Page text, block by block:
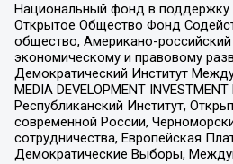
Национальный фонд в поддержку
Открытое Общество Фонд
общество, Американо-
экономическому и правовому
Демократический Институт
MEDIA DEVELOPMENT
Республиканский Институт,
современной России,
сотрудничества, Европейская
Демократические Выборы,